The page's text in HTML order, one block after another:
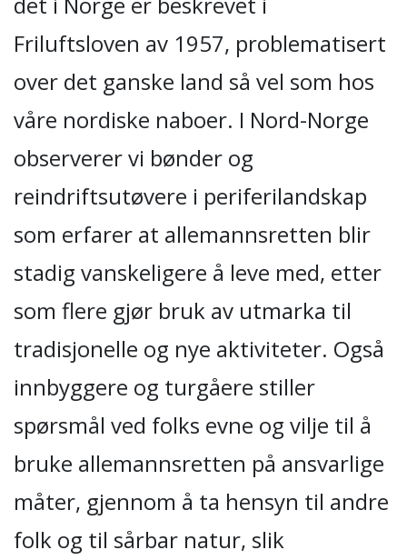
Friluftsloven av 1957, problematisert
over det ganske land så vel som hos
våre nordiske naboer. I Nord-Norge
observerer vi bønder og
reindriftsutøvere i periferilandskap
som erfarer at allemannsretten blir
stadig vanskeligere å leve med, etter
som flere gjør bruk av utmarka til
tradisjonelle og nye aktiviteter. Også
innbyggere og turgåere stiller
spørsmål ved folks evne og vilje til å
bruke allemannsretten på ansvarlige
måter, gjennom å ta hensyn til andre
folk og til sårbar natur, slik